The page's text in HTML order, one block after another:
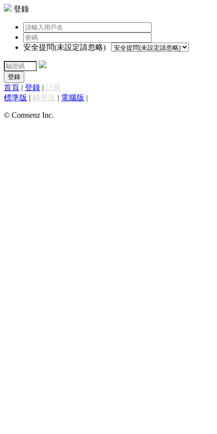
登錄
安全提問(未設定請忽略)
登錄
首頁 | 登錄 | 註冊
標準版 | 觸屏版 | 電腦版 |
© Comsenz Inc.